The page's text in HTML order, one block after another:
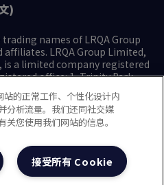
)
names of LRQA Group
LRQA Group Limited,
is a limited company registered
office: 1, Trinity Park,
B37 7ES. © 2025 LRQA Group
号-1
的正常工作、个性化设计内
分析流量。我们还同社交媒
您使用我们网站的信息。
接受所有 Cookie